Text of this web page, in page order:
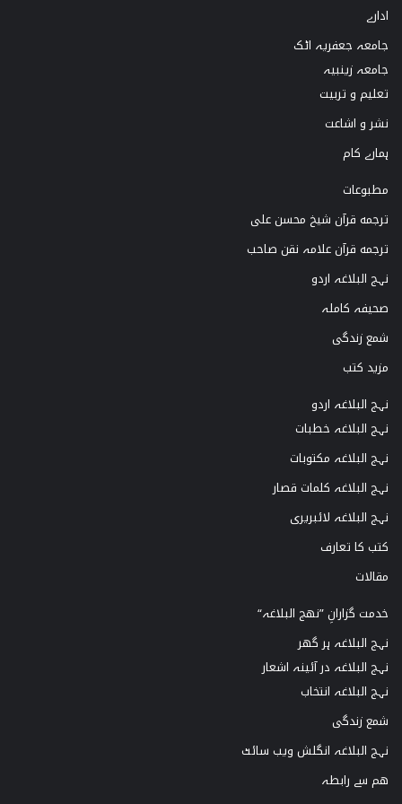
ادارے
جامعہ جعفریہ اٹک
جامعہ زینبیہ
تعلیم و تربیت
نشر و اشاعت
ہمارے کام
مطبوعات
ترجمه قرآن شیخ محسن علی
ترجمه قرآن علامہ نقن صاحب
نہج البلاغہ اردو
صحیفہ کاملہ
شمع زندگی
مزید کتب
نہج البلاغہ اردو
نہج البلاغہ خطبات
نہج البلاغہ مکتوبات
نہج البلاغہ کلمات قصار
نہج البلاغہ لائبریری
کتب کا تعارف
مقالات
خدمت گزارانِ ”نھج البلاغہ“
نہج البلاغہ ہر گھر
نہج البلاغہ در آئینہ اشعار
نہج البلاغہ انتخاب
شمع زندگی
نہج البلاغہ انگلش ویب سائٹ
ھم سے رابطہ